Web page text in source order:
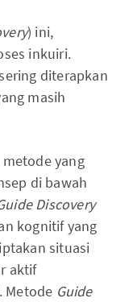
) ini,
inkuiri.
diterapkan
masih
yang
di bawah
Discovery
kognitif yang
situasi
aktif
Metode Guide